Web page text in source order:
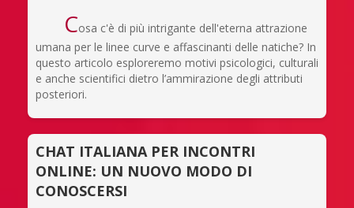
Cosa c'è di più intrigante dell'eterna attrazione
umana per le linee curve e affascinanti delle natiche? In
questo articolo esploreremo motivi psicologici, culturali
e anche scientifici dietro l’ammirazione degli attributi
posteriori.
CHAT ITALIANA PER INCONTRI
ONLINE: UN NUOVO MODO DI
CONOSCERSI